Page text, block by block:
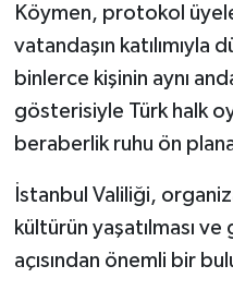
Köymen, protokol
vatandaşın katılımıyla
binlerce kişinin aynı
gösterisiyle Türk halk
beraberlik ruhu ön plana
İstanbul Valiliği,
kültürün yaşatılması ve
açısından önemli bir